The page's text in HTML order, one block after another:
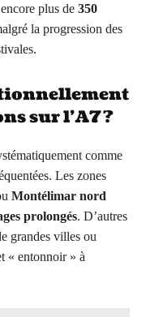
plus de 350
la progression des
sur l’A7 ?
comme
Les zones
Montélimar nord
prolongés. D’autres
grandes villes ou
« entonnoir » à